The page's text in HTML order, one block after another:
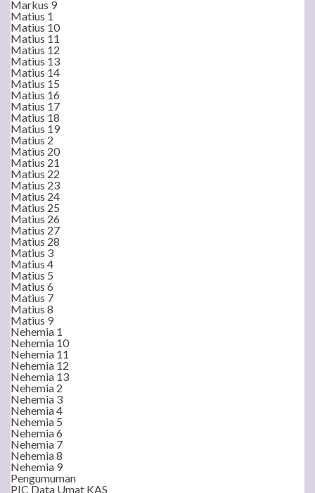
Markus 9
Matius 1
Matius 10
Matius 11
Matius 12
Matius 13
Matius 14
Matius 15
Matius 16
Matius 17
Matius 18
Matius 19
Matius 2
Matius 20
Matius 21
Matius 22
Matius 23
Matius 24
Matius 25
Matius 26
Matius 27
Matius 28
Matius 3
Matius 4
Matius 5
Matius 6
Matius 7
Matius 8
Matius 9
Nehemia 1
Nehemia 10
Nehemia 11
Nehemia 12
Nehemia 13
Nehemia 2
Nehemia 3
Nehemia 4
Nehemia 5
Nehemia 6
Nehemia 7
Nehemia 8
Nehemia 9
Pengumuman
PIC Data Umat KAS